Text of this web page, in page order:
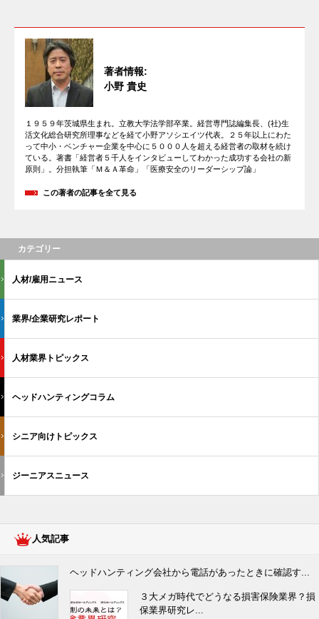
著者情報:
小野 貴史
１９５９年茨城県生まれ。立教大学法学部卒業。経営専門誌編集長、(社)生
活文化総合研究所理事などを経て小野アソシエイツ代表。２５年以上にわた
って中小・ベンチャー企業を中心に５０００人を超える経営者の取材を続け
ている。著書「経営者５千人をインタビューしてわかった成功する会社の新
原則」。分担執筆「Ｍ＆Ａ革命」「医療安全のリーダーシップ論」
この著者の記事を全て見る
カテゴリー
人材/雇用ニュース
業界/企業研究レポート
人材業界トピックス
ヘッドハンティングコラム
シニア向けトピックス
ジーニアスニュース
人気記事
ヘッドハンティング会社から電話があったときに確認す...
３大メガ時代でどうなる損害保険業界？損
保業界研究レ...